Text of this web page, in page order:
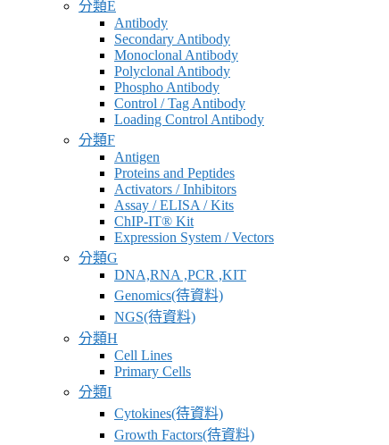
分類E
Antibody
Secondary Antibody
Monoclonal Antibody
Polyclonal Antibody
Phospho Antibody
Control / Tag Antibody
Loading Control Antibody
分類F
Antigen
Proteins and Peptides
Activators / Inhibitors
Assay / ELISA / Kits
ChIP-IT® Kit
Expression System / Vectors
分類G
DNA,RNA ,PCR ,KIT
Genomics(待資料)
NGS(待資料)
分類H
Cell Lines
Primary Cells
分類I
Cytokines(待資料)
Growth Factors(待資料)